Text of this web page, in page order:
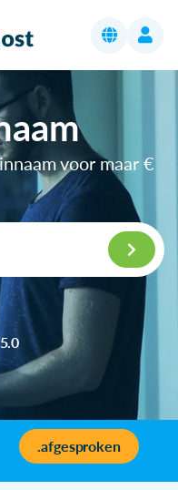
voor maar €
.afgesproken